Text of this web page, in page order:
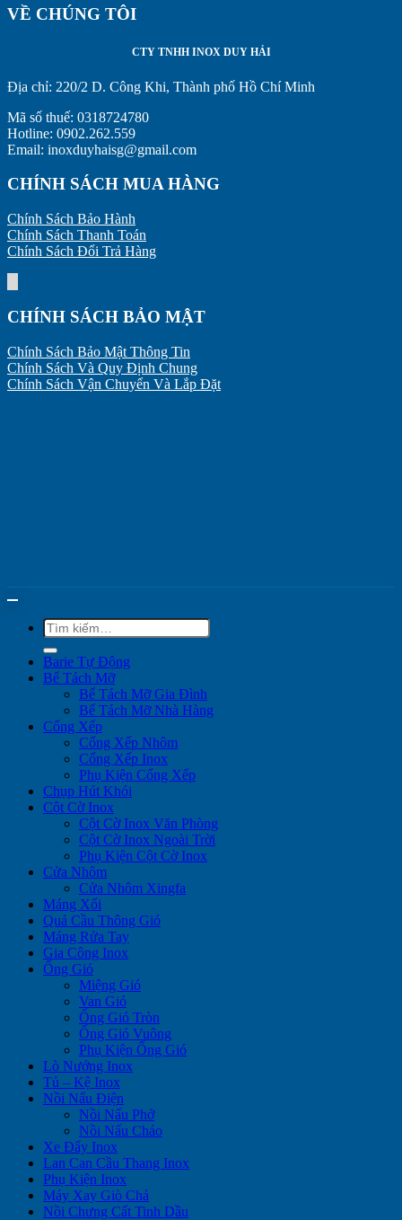
VỀ CHÚNG TÔI
CTY TNHH INOX DUY HẢI
Địa chỉ: 220/2 D. Công Khi, Thành phố Hồ Chí Minh
Mã số thuế: 0318724780
Hotline: 0902.262.559
Email: inoxduyhaisg@gmail.com
CHÍNH SÁCH MUA HÀNG
Chính Sách Bảo Hành
Chính Sách Thanh Toán
Chính Sách Đổi Trả Hàng
CHÍNH SÁCH BẢO MẬT
Chính Sách Bảo Mật Thông Tin
Chính Sách Và Quy Định Chung
Chính Sách Vận Chuyển Và Lắp Đặt
Tìm
kiếm:
Barie Tự Động
Bể Tách Mỡ
Bể Tách Mỡ Gia Đình
Bể Tách Mỡ Nhà Hàng
Cổng Xếp
Cổng Xếp Nhôm
Cổng Xếp Inox
Phụ Kiện Cổng Xếp
Chụp Hút Khói
Cột Cờ Inox
Cột Cờ Inox Văn Phòng
Cột Cờ Inox Ngoài Trời
Phụ Kiện Cột Cờ Inox
Cửa Nhôm
Cửa Nhôm Xingfa
Máng Xối
Quả Cầu Thông Gió
Máng Rửa Tay
Gia Công Inox
Ống Gió
Miệng Gió
Van Gió
Ống Gió Tròn
Ống Gió Vuông
Phụ Kiện Ống Gió
Lò Nướng Inox
Tủ – Kệ Inox
Nồi Nấu Điện
Nồi Nấu Phở
Nồi Nấu Cháo
Xe Đẩy Inox
Lan Can Cầu Thang Inox
Phụ Kiện Inox
Máy Xay Giò Chả
Nồi Chưng Cất Tinh Dầu